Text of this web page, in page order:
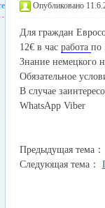
Опубликовано
Для граждан
12€ в час работа
Знание немецкого
Обязательное
В случае
WhatsApp Viber
Предыдущая тема：
Следующая тема：